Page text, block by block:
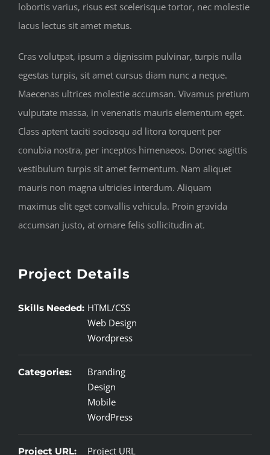
lobortis varius, risus est scelerisque tortor, nec molestie
lacus lectus sit amet metus.
Cras volutpat, ipsum a dignissim pulvinar, turpis nulla
egestas turpis, sit amet cursus diam nunc a neque.
Maecenas ultrices molestie accumsan. Vivamus pretium
vulputate massa, in venenatis mauris elementum eget.
Class aptent taciti sociosqu ad litora torquent per
conubia nostra, per inceptos himenaeos. Donec sagittis
vestibulum turpis sit amet fermentum. Nam aliquet
mauris non magna ultricies interdum. Aliquam
maximus elit eget convallis vehicula. Proin gravida
accumsan justo, at ornare felis sollicitudin at.
Project Details
Skills Needed: HTML/CSS
Web Design
Wordpress
Categories:
Branding
Design
Mobile
WordPress
Project URL: Project URL